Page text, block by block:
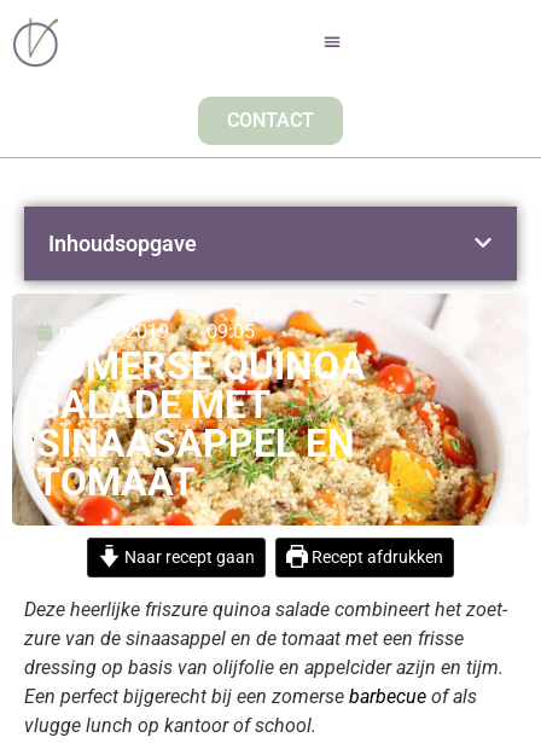
CONTACT
mei 21, 2019 09:05
ZOMERSE QUINOA
SALADE MET
SINAASAPPEL EN
TOMAAT
Naar recept gaan Recept afdrukken
Deze heerlijke friszure quinoa salade combineert het zoet-
zure van de sinaasappel en de tomaat met een frisse
dressing op basis van olijfolie en appelcider azijn en tijm.
Een perfect bijgerecht bij een zomerse barbecue of als
vlugge lunch op kantoor of school.
Inhoudsopgave